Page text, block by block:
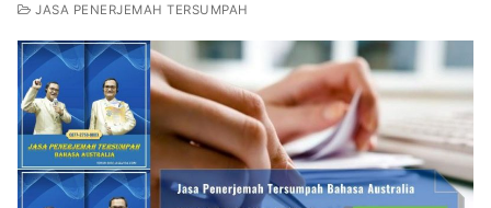
JASA PENERJEMAH TERSUMPAH